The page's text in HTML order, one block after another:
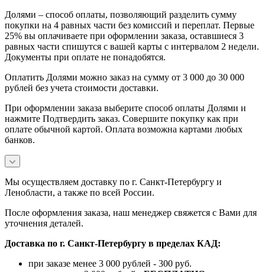
Долями – способ оплаты, позволяющий разделить сумму
покупки на 4 равных части без комиссий и переплат. Первые
25% вы оплачиваете при оформлении заказа, оставшиеся 3
равных части спишутся с вашей карты с интервалом 2 недели.
Документы при оплате не понадобятся.
Оплатить Долями можно заказ на сумму от 3 000 до 30 000
рублей без учета стоимости доставки.
При оформлении заказа выберите способ оплаты Долями и
нажмите Подтвердить заказ. Совершите покупку как при
оплате обычной картой. Оплата возможна картами любых
банков.
Мы осуществляем доставку по г. Санкт-Петербургу и
Ленобласти, а также по всей России.
После оформления заказа, наш менеджер свяжется с Вами для
уточнения деталей.
Доставка по г. Санкт-Петербургу в пределах КАД:
при заказе менее 3 000 рублей - 300 руб.